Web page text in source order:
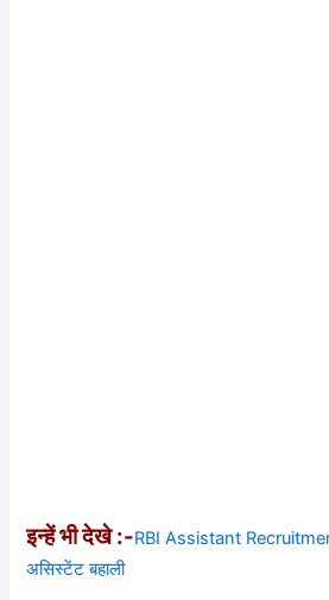
इन्हें भी देखे :-RBI Assistant
असिस्टेंट बहाली